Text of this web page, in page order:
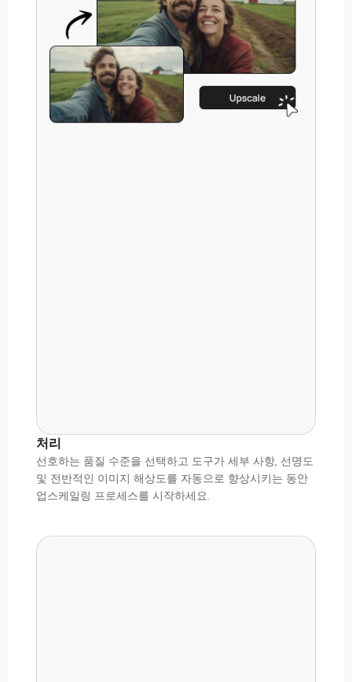
처리
선호하는 품질 수준을 선택하고 도구가 세부 사항, 선명도
및 전반적인 이미지 해상도를 자동으로 향상시키는 동안
업스케일링 프로세스를 시작하세요.